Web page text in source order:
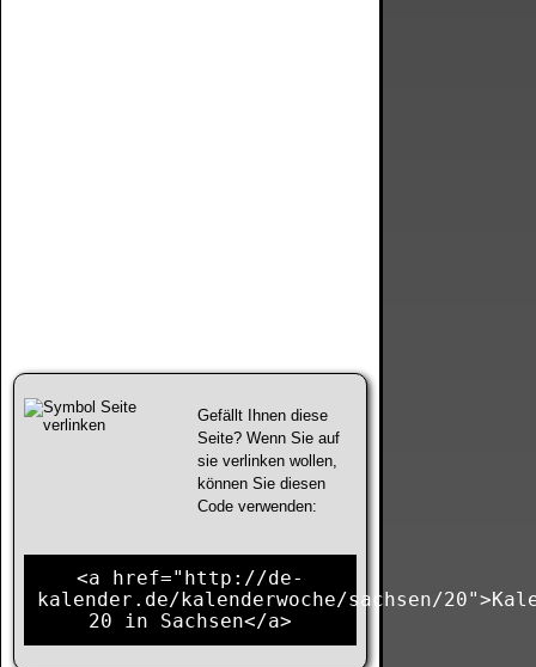
Gefällt Ihnen diese
Seite? Wenn Sie auf
sie verlinken wollen,
können Sie diesen
Code verwenden:
<a href="http://de-
kalender.de/kalenderwoche/sachsen/
20 in Sachsen</a>